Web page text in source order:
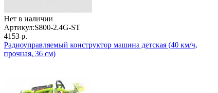
Нет в наличии
Артикул:S800-2.4G-ST
4153 р.
Радиоуправляемый конструктор машина детская (40 км/ч,
прочная, 36 см)